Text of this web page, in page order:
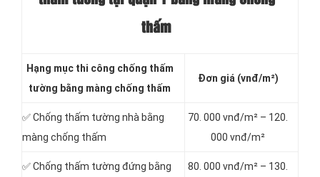
thấm
Hạng mục thi công chống thấm
tường bằng màng chống thấm
Đơn giá (vnđ/m²)
✅ Chống thấm tường nhà bằng
màng chống thấm
70. 000 vnđ/m² – 120.
000 vnđ/m²
✅ Chống thấm tường đứng bằng
80. 000 vnđ/m² – 130.